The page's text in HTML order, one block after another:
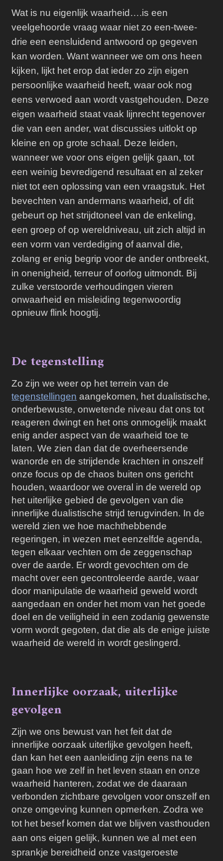
Wat is nu eigenlijk waarheid….is een
veelgehoorde vraag waar niet zo een-twee-
drie een eensluidend antwoord op gegeven
kan worden. Want wanneer we om ons heen
kijken, lijkt het erop dat ieder zo zijn eigen
persoonlijke waarheid heeft, waar ook nog
eens verwoed aan wordt vastgehouden. Deze
eigen waarheid staat vaak lijnrecht tegenover
die van een ander, wat discussies uitlokt op
kleine en op grote schaal. Deze leiden,
wanneer we voor ons eigen gelijk gaan, tot
een weinig bevredigend resultaat en al zeker
niet tot een oplossing van een vraagstuk. Het
bevechten van andermans waarheid, of dit
gebeurt op het strijdtoneel van de enkeling,
een groep of op wereldniveau, uit zich altijd in
een vorm van verdediging of aanval die,
zolang er enig begrip voor de ander ontbreekt,
in onenigheid, terreur of oorlog uitmondt. Bij
zulke verstoorde verhoudingen vieren
onwaarheid en misleiding tegenwoordig
opnieuw flink hoogtij.
De tegenstelling
Zo zijn we weer op het terrein van de
tegenstellingen aangekomen, het dualistische,
onderbewuste, onwetende niveau dat ons tot
reageren dwingt en het ons onmogelijk maakt
enig ander aspect van de waarheid toe te
laten. We zien dan dat de overheersende
wanorde en de strijdende krachten in onszelf
onze focus op de chaos buiten ons gericht
houden, waardoor we overal in de wereld op
het uiterlijke gebied de gevolgen van die
innerlijke dualistische strijd terugvinden. In de
wereld zien we hoe machthebbende
regeringen, in wezen met eenzelfde agenda,
tegen elkaar vechten om de zeggenschap
over de aarde. Er wordt gevochten om de
macht over een gecontroleerde aarde, waar
door manipulatie de waarheid geweld wordt
aangedaan en onder het mom van het goede
doel en de veiligheid in een zodanig gewenste
vorm wordt gegoten, dat die als de enige juiste
waarheid de wereld in wordt geslingerd.
Innerlijke oorzaak, uiterlijke
gevolgen
Zijn we ons bewust van het feit dat de
innerlijke oorzaak uiterlijke gevolgen heeft,
dan kan het een aanleiding zijn eens na te
gaan hoe we zelf in het leven staan en onze
waarheid hanteren, zodat we de daaraan
verbonden zichtbare gevolgen voor onszelf en
onze omgeving kunnen opmerken. Zodra we
tot het besef komen dat we blijven vasthouden
aan ons eigen gelijk, kunnen we al met een
sprankje bereidheid onze vastgeroeste